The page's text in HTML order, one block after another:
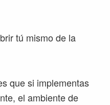
tú mismo de la
que si implementas
el ambiente de